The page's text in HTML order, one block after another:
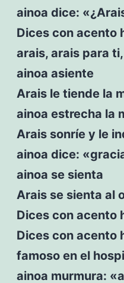
ainoa dice:
Dices con acento
arais, arais para
ainoa asiente
Arais le tiende la
ainoa estrecha la
Arais sonríe y le
ainoa dice:
ainoa se sienta
Arais se sienta al
Dices con acento
Dices con acento
famoso en el
ainoa murmura: